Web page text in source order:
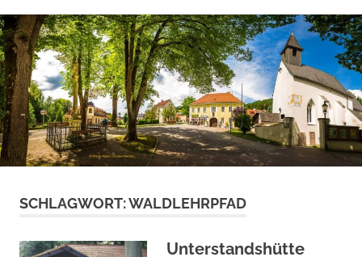
Zum
Inhalt
springen
SCHLAGWORT:WALDLEHRPFAD
Unterstandshütte